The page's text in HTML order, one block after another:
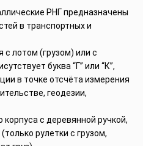
РНГ предназначены
в транспортных и
с лотом (грузом) или с
буква “Г” или “К”,
в точке отсчёта измерения
геодезии,
корпуса с деревянной ручкой,
рулетки с грузом,